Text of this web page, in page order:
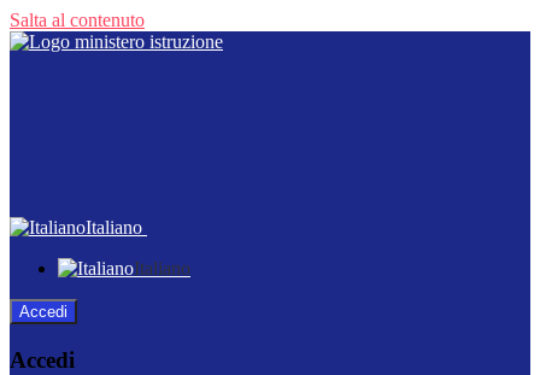
Salta al contenuto
Italiano
Italiano
Accedi
Accedi